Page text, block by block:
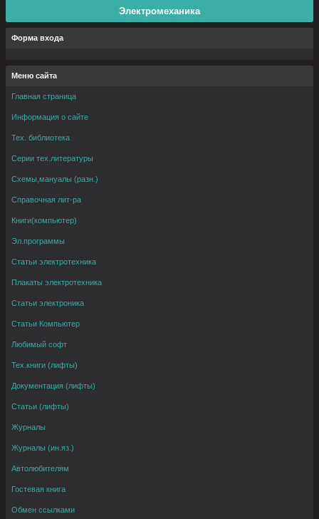
Электромеханика
Форма входа
Меню сайта
Главная страница
Информация о сайте
Тех. библиотека
Серии тех.литературы
Схемы,мануалы (разн.)
Справочная лит-ра
Книги(компьютер)
Эл.программы
Статьи электротехника
Плакаты электротехника
Статьи электроника
Статьи Компьютер
Любимый софт
Тех.книги (лифты)
Документация (лифты)
Статьи (лифты)
Журналы
Журналы (ин.яз.)
Автолюбителям
Гостевая книга
Обмен ссылками